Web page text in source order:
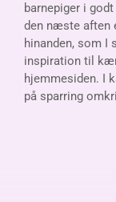
barnepiger i
den næste aften
hinanden, som I
inspiration til
hjemmesiden. I
på sparring